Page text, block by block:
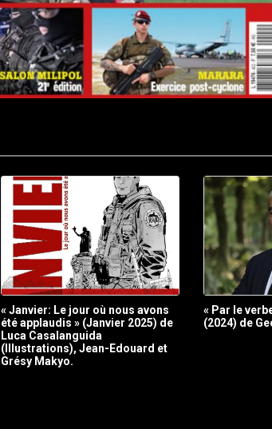
« Janvier: Le jour où nous avons
été applaudis » (Janvier 2025) de
Luca Casalanguida
(Illustrations), Jean-Edouard et
Grésy Makyo.
« Par le
(2024) de